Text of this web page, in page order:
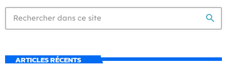
search
ARTICLES RÉCENTS